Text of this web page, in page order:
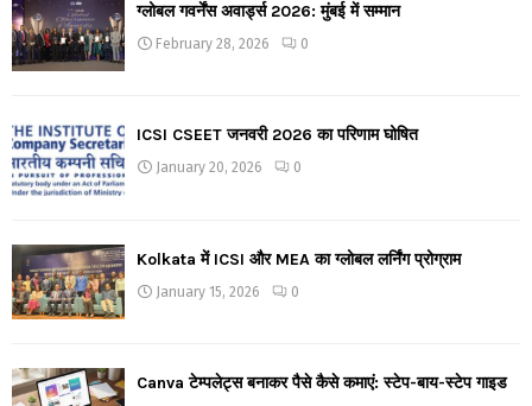
ग्लोबल गवर्नेंस अवार्ड्स 2026: मुंबई में सम्मान
February 28, 2026 0
ICSI CSEET जनवरी 2026 का परिणाम घोषित
January 20, 2026 0
Kolkata में ICSI और MEA का ग्लोबल लर्निंग प्रोग्राम
January 15, 2026 0
Canva टेम्पलेट्स बनाकर पैसे कैसे कमाएं: स्टेप-बाय-स्टेप गाइड